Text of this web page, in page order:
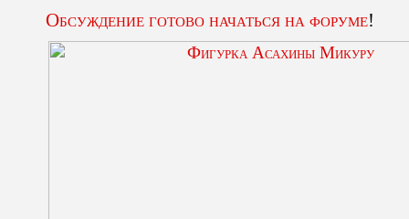
Обсуждение готово начаться на форуме!